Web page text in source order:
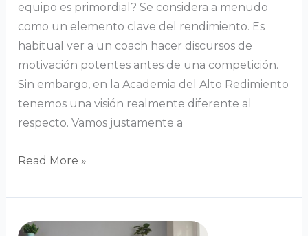
equipo es primordial? Se considera a menudo
como un elemento clave del rendimiento. Es
habitual ver a un coach hacer discursos de
motivación potentes antes de una competición.
Sin embargo, en la Academia del Alto Redimiento
tenemos una visión realmente diferente al
respecto. Vamos justamente a
Read More »
Causas